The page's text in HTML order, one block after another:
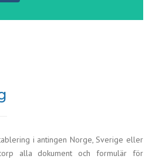
i antingen Norge, Sverige eller
alla dokument och formulär för